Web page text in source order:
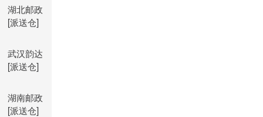
湖北邮政
[派送仓]
武汉韵达
[派送仓]
湖南邮政
[派送仓]